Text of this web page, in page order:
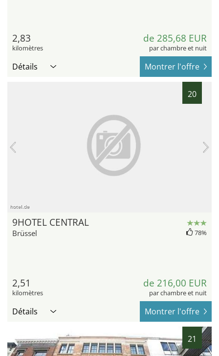
2,83
kilomètres
de 285,68 EUR
par chambre et nuit
Détails Montrer l'offre
20
hotel.de
9HOTEL CENTRAL
Brüssel 78%
2,51
kilomètres
de 216,00 EUR
par chambre et nuit
Détails Montrer l'offre
21